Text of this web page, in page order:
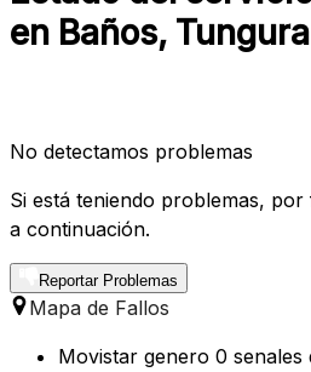
en Baños,
No detectamos problemas
Si está teniendo problemas,
a continuación.
Reportar Problemas
Mapa de Fallos
Movistar genero 0